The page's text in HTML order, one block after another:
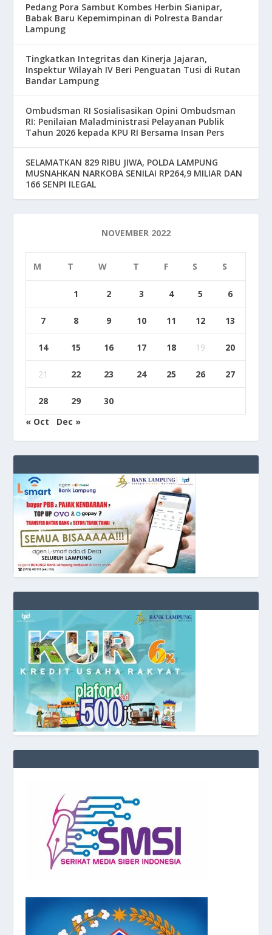
Pedang Pora Sambut Kombes Herbin Sianipar,
Babak Baru Kepemimpinan di Polresta Bandar
Lampung
Tingkatkan Integritas dan Kinerja Jajaran,
Inspektur Wilayah IV Beri Penguatan Tusi di Rutan
Bandar Lampung
Ombudsman RI Sosialisasikan Opini Ombudsman
RI: Penilaian Maladministrasi Pelayanan Publik
Tahun 2026 kepada KPU RI Bersama Insan Pers
SELAMATKAN 829 RIBU JIWA, POLDA LAMPUNG
MUSNAHKAN NARKOBA SENILAI RP264,9 MILIAR DAN
166 SENPI ILEGAL
NOVEMBER 2022
M T W T F S S
1 2 3 4 5 6
7 8 9 10 11 12 13
14 15 16 17 18 19 20
21 22 23 24 25 26 27
28 29
30
« Oct
Dec »